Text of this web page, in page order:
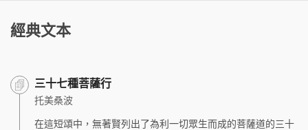
經典文本
三十七種菩薩行
托美桑波
在這短頌中，無著賢列出了為利一切眾生而成的菩薩道的三十